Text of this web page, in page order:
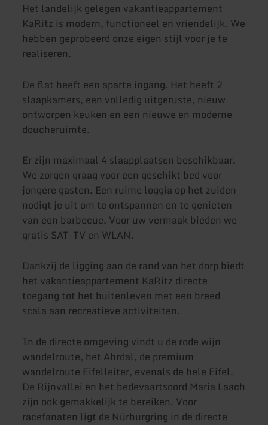
Het landelijk gelegen vakantieappartement
KaRitz is modern, functioneel en vriendelijk. We
hebben geprobeerd onze eigen stijl voor je te
realiseren.
De flat heeft een aparte ingang. Het heeft 2
slaapkamers, een volledig uitgeruste, nieuw
ontworpen keuken en een nieuwe en moderne
doucheruimte.
Er zijn maximaal 4 slaapplaatsen beschikbaar.
We zorgen graag voor een geschikt bed voor
jongere gasten. Een ruime loggia op het zuiden
nodigt je uit om te ontspannen en te genieten
van een barbecue. Voor uw vermaak bieden we
gratis SAT-TV en WLAN.
Dankzij de ligging aan de rand van het dorp biedt
het vakantieappartement KaRitz directe
toegang tot het buitenleven met een breed
scala aan recreatieve activiteiten.
In de directe omgeving vindt u de rode wijn
wandelroute, het Ahrdal, de premium
wandelroute Eifelleiter, evenals de hele Eifel.
De Rijnvallei en het bedevaartsoord Maria Laach
zijn ook gemakkelijk te bereiken. Voor
racefanaten ligt de Nürburgring in de directe